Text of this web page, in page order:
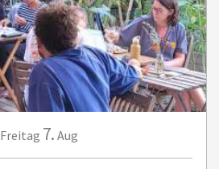
Freitag 7. Aug